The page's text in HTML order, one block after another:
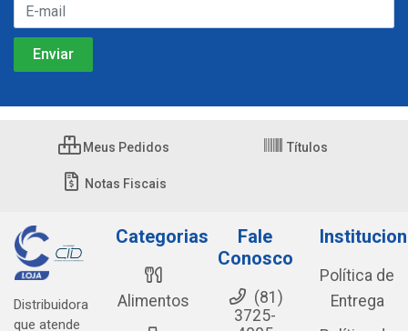
Meus Pedidos Títulos
Notas Fiscais
Distribuidora
que atende
Categorias
Alimentos
Fale
Conosco
(81)
3725-
Política de
Entrega